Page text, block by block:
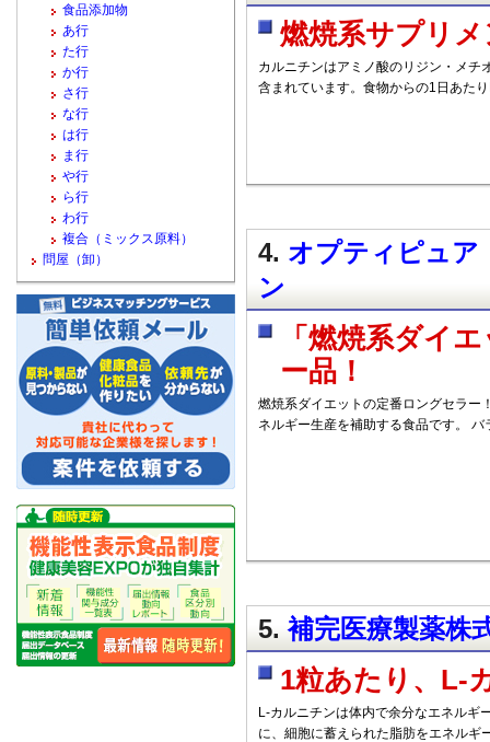
燃焼系サプリ
カルニチンはアミノ酸のリジン・メチ
含まれています。食物からの1日あた
4. オプティピュア
ン
「燃焼系ダイ
ー品！
燃焼系ダイエットの定番ロングセラー
ネルギー生産を補助する食品です。 バ
5.補完医療製薬株
1粒あたり、L-
L-カルニチンは体内で余分なエネルギ
に、細胞に蓄えられた脂肪をエネルギ
食品添加物
あ行
た行
か行
さ行
な行
は行
ま行
や行
ら行
わ行
複合（ミックス原料）
問屋（卸）